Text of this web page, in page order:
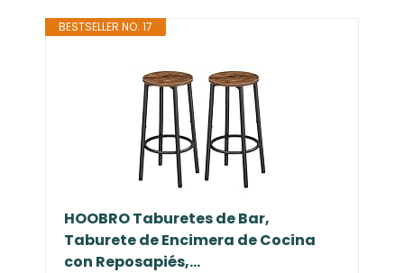
BESTSELLER NO. 17
HOOBRO Taburetes de Bar,
Taburete de Encimera de Cocina
con Reposapiés,...